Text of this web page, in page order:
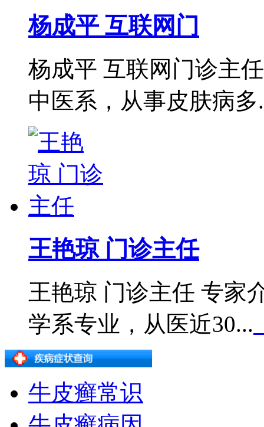
杨成平 互联网门
杨成平 互联网门诊主
中医系，从事皮肤病多
王艳琼 门诊主任
王艳琼 门诊主任 专家
学系专业，从医近30...
牛皮癣常识